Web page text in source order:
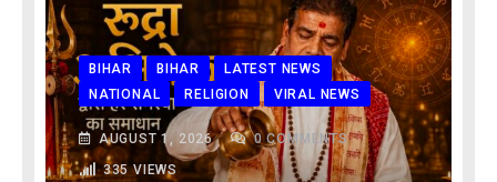
BIHAR BIHAR
LATEST NEWS
NATIONAL
RELIGION VIRAL NEWS
AUGUST 1, 2026 0COMMENTS
335VIEWS